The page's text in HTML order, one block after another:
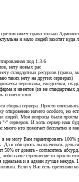
имеет право только
и мало людей захотят
под 1.3.6
нету новых рас
стандартных ресурсов (травы,
таких нету на других серверах)
персонажа, ежедневки,
и ивентов (из не стандартных
и ивент шоп
сборка сервера. Просто
откровенно ничего особого, но
людей. Мои вопросы были
"-" серверов. И хоть сервер наш
много кто помогает бесплатно и
я не могу Вам гарантировать
Да я обязуюсь выплачивать
от доната - согласитесь
наше стремление то просто
и я админ лучше
Если у Вас есть претензии